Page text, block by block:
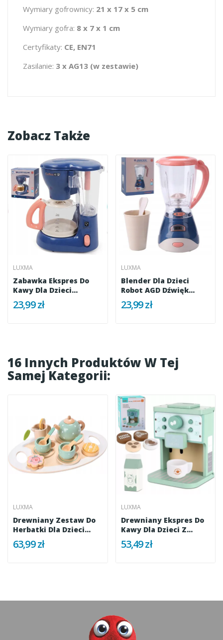
Wymiary gofrownicy: 21 x 17 x 5 cm
Wymiary gofra: 8 x 7 x 1 cm
Certyfikaty: CE, EN71
Zasilanie: 3 x AG13 (w zestawie)
Zobacz Także
LUXMA
Zabawka Ekspres Do
Kawy Dla Dzieci
Dzbanek 2CE
23,99 zł
LUXMA
Blender Dla Dzieci
Robot AGD Dźwięk
Światła 1CE
23,99 zł
16 Innych Produktów W Tej
Samej Kategorii:
LUXMA
Drewniany Zestaw Do
Herbatki Dla Dzieci
Solidny...
63,99 zł
LUXMA
Drewniany Ekspres Do
Kawy Dla Dzieci Z
Akcesoriami
53,49 zł